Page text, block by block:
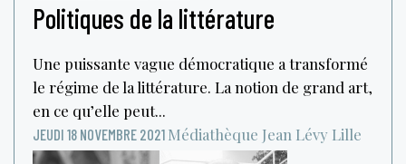
Politiques de la littérature
Une puissante vague démocratique a transformé
le régime de la littérature. La notion de grand art,
en ce qu’elle peut...
JEUDI 18 NOVEMBRE 2021 Médiathèque Jean Lévy Lille